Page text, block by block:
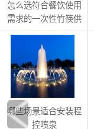
怎么选符合餐饮使用
需求的一次性竹筷供
应商
哪些场景适合安装程
控喷泉